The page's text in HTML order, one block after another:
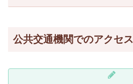
公共交通機関でのアクセス